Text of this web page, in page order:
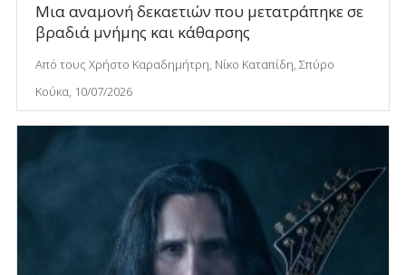
Μια αναμονή δεκαετιών που μετατράπηκε σε
βραδιά μνήμης και κάθαρσης
Από τους Χρήστο Καραδημήτρη, Νίκο Καταπίδη, Σπύρο
Κούκα, 10/07/2026